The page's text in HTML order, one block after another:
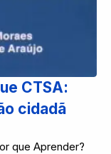
CTSA:
cidadã
que Aprender?